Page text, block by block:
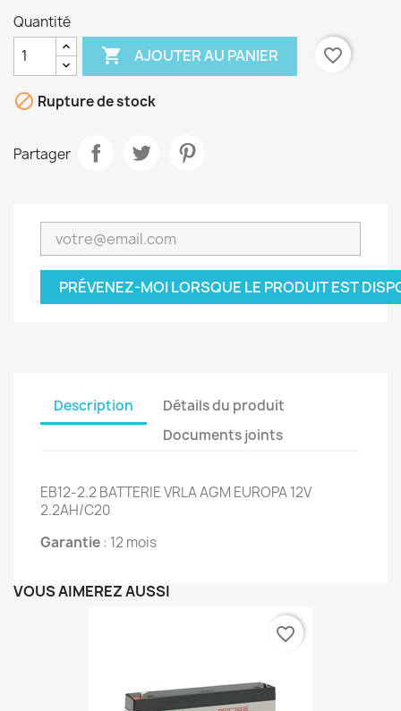
Quantité
 AJOUTER AU PANIER favorite_border
 Rupture de stock
Partager
PRÉVENEZ-MOI LORSQUE LE PRODUIT EST
Description
Détails du produit
Documents joints
EB12-2.2 BATTERIE VRLA AGM EUROPA 12V
2.2AH/C20
Garantie: 12 mois
VOUS AIMEREZ AUSSI
favorite_border